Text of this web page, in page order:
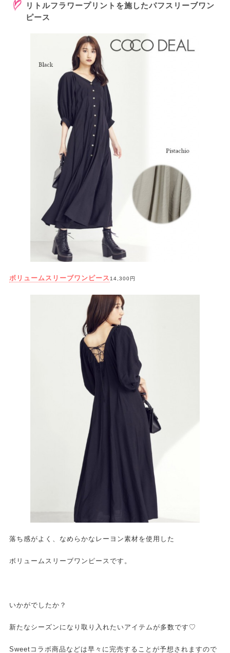
リトルフラワープリントを施したパフスリーブワン
ピース
ボリュームスリーブワンピース 14,300円
落ち感がよく、なめらかなレーヨン素材を使用した
ボリュームスリーブワンピースです。
いかがでしたか？
新たなシーズンになり取り入れたいアイテムが多数です♡
Sweetコラボ商品などは早々に完売することが予想されますので